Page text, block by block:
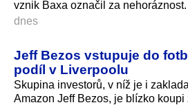
vznik Baxa označil za nehoráznost.
dnes
Jeff Bezos vstupuje do
podíl v Liverpoolu
Skupina investorů, v níž je i
Amazon Jeff Bezos, je blízko